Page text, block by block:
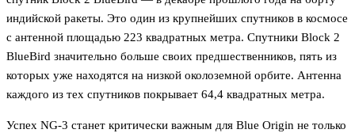
индийской ракеты. Это один из крупнейших спутников в космосе
с антенной площадью 223 квадратных метра. Спутники Block 2
BlueBird значительно больше своих предшественников, пять из
которых уже находятся на низкой околоземной орбите. Антенна
каждого из тех спутников покрывает 64,4 квадратных метра.
Успех NG-3 станет критически важным для Blue Origin не только